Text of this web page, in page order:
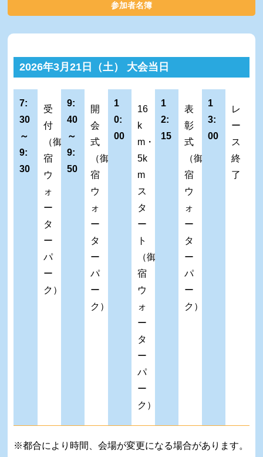
参加者名簿
2026年3月21日（土） 大会当日
7:
30
～
9:
30
受
付
（御
宿
ウ
ォ
ー
タ
ー
パ
ー
ク）
9:
40
～
9:
50
開
会
式
（御
宿
ウ
ォ
ー
タ
ー
パ
ー
ク）
1
0:
00
16
k
m・
5k
m
ス
タ
ー
ト
（御
宿
ウ
ォ
ー
タ
ー
パ
ー
ク）
1
2:
15
表
彰
式
（御
宿
ウ
ォ
ー
タ
ー
パ
ー
ク）
1
3:
00
レ
ー
ス
終
了
※都合により時間、会場が変更になる場合があります。